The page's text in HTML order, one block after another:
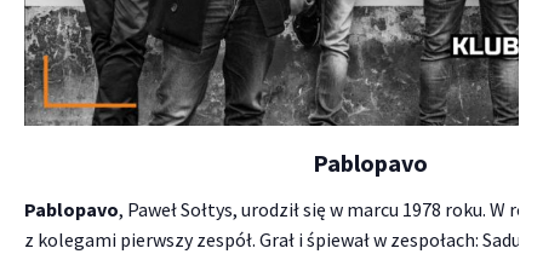
Pablopavo
Pablopavo, Paweł Sołtys, urodził się w marcu 1978 roku. W
z kolegami pierwszy zespół. Grał i śpiewał w zespołach: